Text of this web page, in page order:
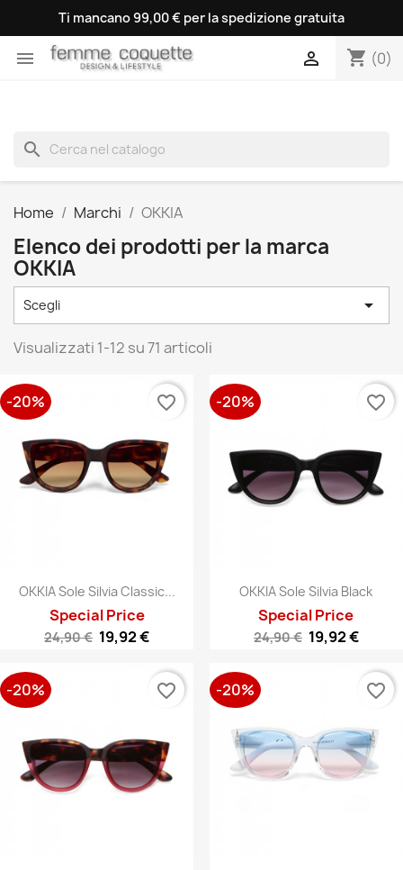
Ti mancano 99,00 € per la spedizione gratuita
 shopping_cart (0)

search
Home Marchi OKKIA
Elenco dei prodotti per la marca
OKKIA
Scegli 
Visualizzati 1-12 su 71 articoli
OKKIA Sole Silvia Classic...
Special Price
24,90 € 19,92 €
-20% favorite_border
OKKIA Sole Silvia Black
Special Price
24,90 € 19,92 €
-20% favorite_border
-20% favorite_border -20% favorite_border